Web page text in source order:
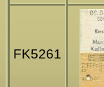
FK5261